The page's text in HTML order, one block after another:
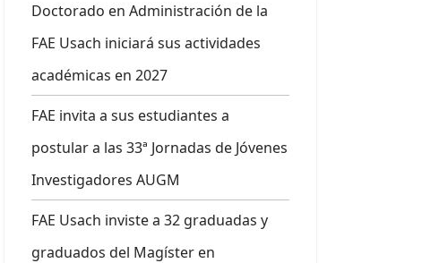
Doctorado en Administración de la
FAE Usach iniciará sus actividades
académicas en 2027
FAE invita a sus estudiantes a
postular a las 33ª Jornadas de Jóvenes
Investigadores AUGM
FAE Usach inviste a 32 graduadas y
graduados del Magíster en